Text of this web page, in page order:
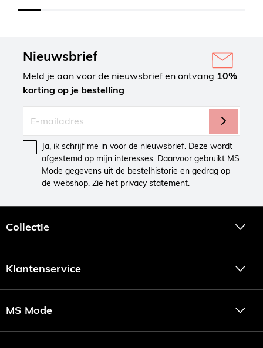
Nieuwsbrief
Meld je aan voor de nieuwsbrief en ontvang 10%
korting op je bestelling
Ja, ik schrijf me in voor de nieuwsbrief. Deze wordt
afgestemd op mijn interesses. Daarvoor gebruikt MS
Mode gegevens uit de bestelhistorie en gedrag op
de webshop. Zie het privacy statement.
Collectie
Klantenservice
MS Mode